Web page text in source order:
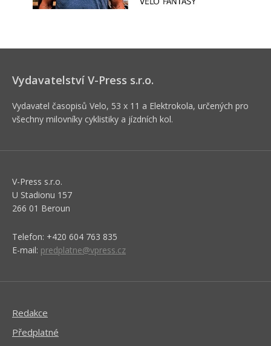
Vydavatelství V-Press s.r.o.
Vydavatel časopisů Velo, 53 x 11 a Elektrokola, určených pro
všechny milovníky cyklistiky a jízdních kol.
V-Press s.r.o.
U Stadionu 157
266 01 Beroun
Telefon: +420 604 763 835
E-mail: predplatne@vpress.cz
Redakce
Předplatné